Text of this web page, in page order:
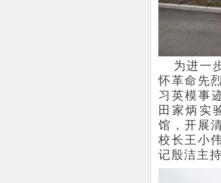
为进一
怀革命先
习英模事
田家炳实
馆，开展
校长王小
记殷洁主